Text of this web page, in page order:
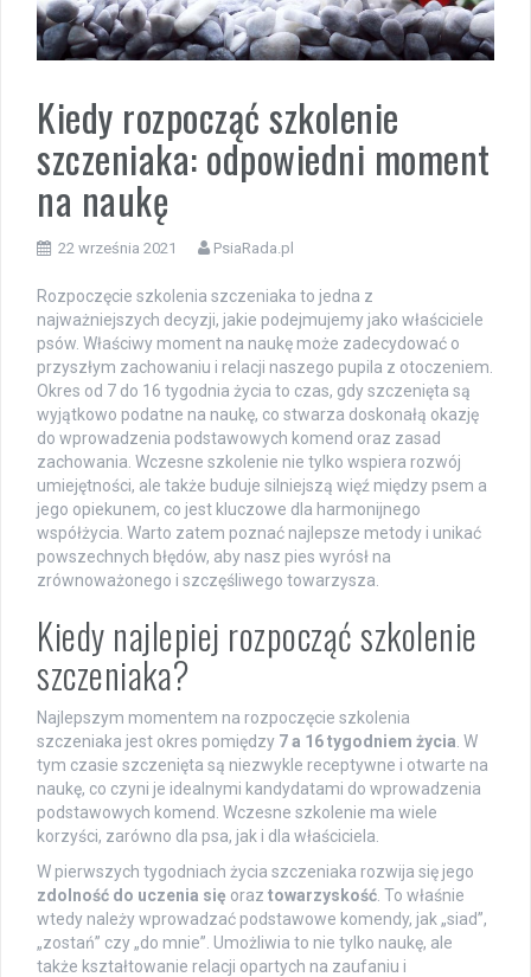
Kiedy rozpocząć szkolenie
szczeniaka: odpowiedni moment
na naukę
22 września 2021 PsiaRada.pl
Rozpoczęcie szkolenia szczeniaka to jedna z
najważniejszych decyzji, jakie podejmujemy jako właściciele
psów. Właściwy moment na naukę może zadecydować o
przyszłym zachowaniu i relacji naszego pupila z otoczeniem.
Okres od 7 do 16 tygodnia życia to czas, gdy szczenięta są
wyjątkowo podatne na naukę, co stwarza doskonałą okazję
do wprowadzenia podstawowych komend oraz zasad
zachowania. Wczesne szkolenie nie tylko wspiera rozwój
umiejętności, ale także buduje silniejszą więź między psem a
jego opiekunem, co jest kluczowe dla harmonijnego
współżycia. Warto zatem poznać najlepsze metody i unikać
powszechnych błędów, aby nasz pies wyrósł na
zrównoważonego i szczęśliwego towarzysza.
Kiedy najlepiej rozpocząć szkolenie
szczeniaka?
Najlepszym momentem na rozpoczęcie szkolenia
szczeniaka jest okres pomiędzy 7 a 16 tygodniem życia . W
tym czasie szczenięta są niezwykle receptywne i otwarte na
naukę, co czyni je idealnymi kandydatami do wprowadzenia
podstawowych komend. Wczesne szkolenie ma wiele
korzyści, zarówno dla psa, jak i dla właściciela.
W pierwszych tygodniach życia szczeniaka rozwija się jego
zdolność do uczenia się oraz towarzyskość . To właśnie
wtedy należy wprowadzać podstawowe komendy, jak „siad”,
„zostań” czy „do mnie”. Umożliwia to nie tylko naukę, ale
także kształtowanie relacji opartych na zaufaniu i